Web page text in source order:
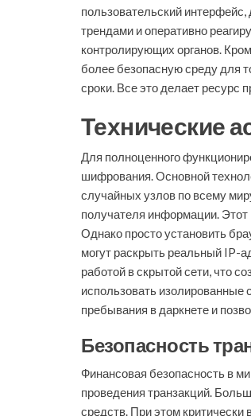
пользовательский
трендами и оперативно
контролирующих органов.
более безопасную среду для
сроки. Все это делает ресурс
Технические
Для полноценного
шифрования. Основной
случайных узлов по всему
получателя информации. Этот
Однако просто установить
могут раскрыть реальный IP-
работой в скрытой сети, что
использовать
пребывания в даркнете и
Безопасность
Финансовая безопасность в
проведения транзакций.
средств. При этом